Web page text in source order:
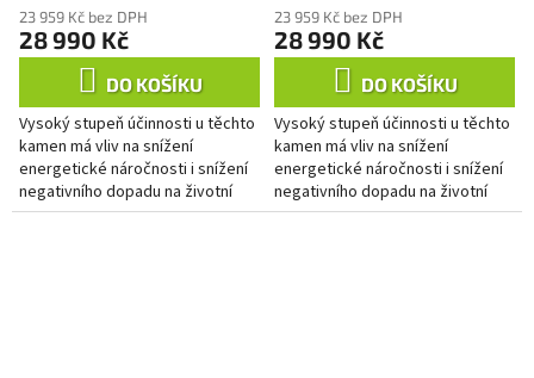
23 959 Kč bez DPH
28 990 Kč
DO KOŠÍKU
Vysoký stupeň účinnosti u těchto
kamen má vliv na snížení
energetické náročnosti i snížení
negativního dopadu na životní
prostředí. Moderní design a
23 959 Kč bez DPH
28 990 Kč
DO KOŠÍKU
Vysoký stupeň účinnosti u těchto
kamen má vliv na snížení
energetické náročnosti i snížení
negativního dopadu na životní
prostředí. Moderní design a